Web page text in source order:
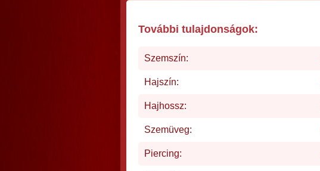
További tulajdonságok:
Szemszín:
Hajszín:
Hajhossz:
Szemüveg:
Piercing: